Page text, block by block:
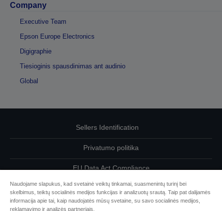
Company
Executive Team
Epson Europe Electronics
Digigraphie
Tiesioginis spausdinimas ant audinio
Global
Sellers Identification
Privatumo politika
EU Data Act Compliance
Susisiekite su mumis dėl savo duomenų
Cookie Information
Naudojame slapukus, kad svetainė veiktų tinkamai, suasmenintų turinį bei
skelbimus, teiktų socialinės medijos funkcijas ir analizuotų srautą. Taip pat dalijamės
informacija apie tai, kaip naudojatės mūsų svetaine, su savo socialinės medijos,
reklamavimo ir analizės partneriais.